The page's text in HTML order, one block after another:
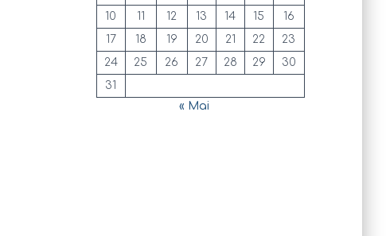
10
11 12 13 14 15
16
17
18 19 20 21 22
23
24
25 26 27 28 29
30
31
« Mai